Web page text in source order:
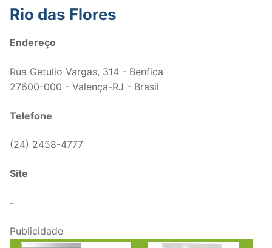
Rio das Flores
Endereço
Rua Getulio Vargas, 314 - Benfica
27600-000 - Valença-RJ - Brasil
Telefone
(24) 2458-4777
Site
-
Publicidade